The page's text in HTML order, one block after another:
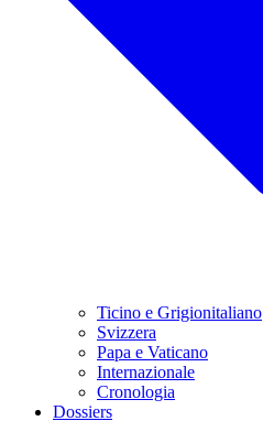
Ticino e Grigionitaliano
Svizzera
Papa e Vaticano
Internazionale
Cronologia
Dossiers